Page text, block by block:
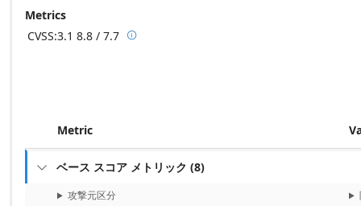
Metrics
CVSS:3.1 8.8 / 7.7 Base score metrics: 8.8 / Temporal score
Metric
 ベース スコア メトリック (8)
攻撃元区分